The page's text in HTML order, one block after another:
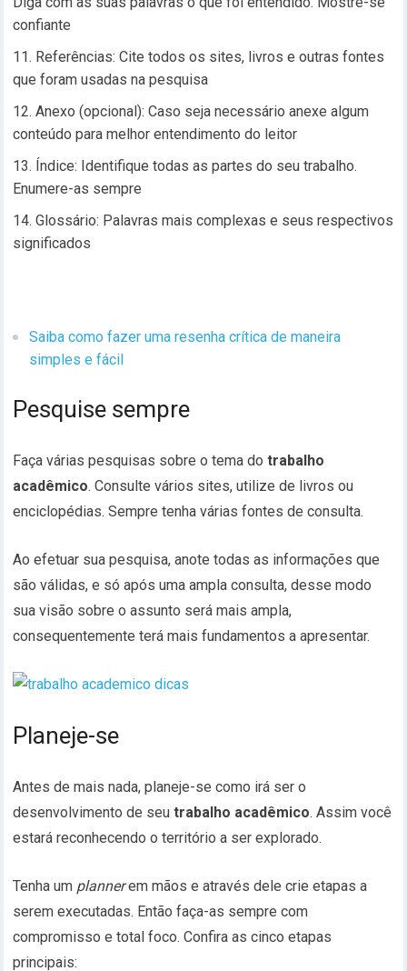
confiante
Referências: Cite todos os sites, livros e outras fontes
que foram usadas na pesquisa
Anexo (opcional): Caso seja necessário anexe algum
conteúdo para melhor entendimento do leitor
Índice: Identifique todas as partes do seu trabalho.
Enumere-as sempre
Glossário: Palavras mais complexas e seus respectivos
significados
Saiba como fazer uma resenha crítica de maneira
simples e fácil
Pesquise sempre
Faça várias pesquisas sobre o tema dotrabalho
acadêmico. Consulte vários sites, utilize de livros ou
enciclopédias. Sempre tenha várias fontes de consulta.
Ao efetuar sua pesquisa, anote todas as informações que
são válidas, e só após uma ampla consulta, desse modo
sua visão sobre o assunto será mais ampla,
consequentemente terá mais fundamentos a apresentar.
Planeje-se
Antes de mais nada, planeje-se como irá ser o
desenvolvimento de seutrabalho acadêmico. Assim você
estará reconhecendo o território a ser explorado.
Tenha um plannerem mãos e através dele crie etapas a
serem executadas. Então faça-as sempre com
compromisso e total foco. Confira as cinco etapas
principais: